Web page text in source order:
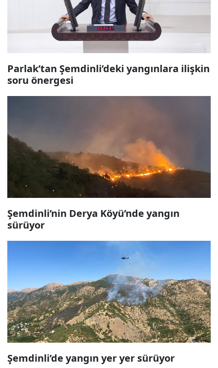
Parlak’tan Şemdinli’deki yangınlara ilişkin
soru önergesi
Şemdinli’nin Derya Köyü’nde yangın
sürüyor
Şemdinli’de yangın yer yer sürüyor